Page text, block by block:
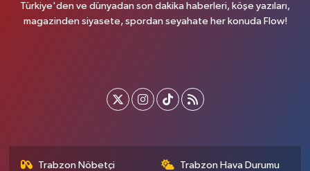
Türkiye'den ve dünyadan son dakika haberleri, köşe yazıları,
magazinden siyasete, spordan seyahate her konuda Flow!
Trabzon Nöbetçi Trabzon Hava Durumu